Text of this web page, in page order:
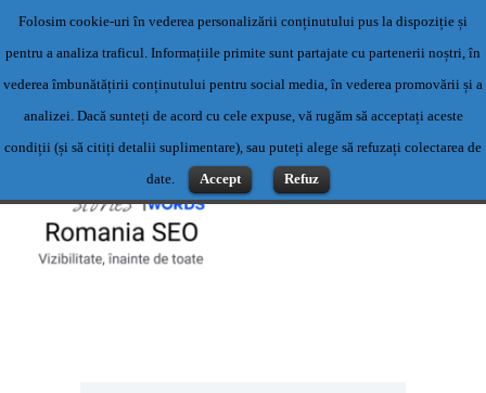
Servicii profesionale de content writing- Servicii content writing-
Scriere articole
Contact: 0769500983 sau office@romaniaseo.com
Folosim cookie-uri în vederea personalizării conținutului pus la dispoziție și
pentru a analiza traficul. Informațiile primite sunt partajate cu partenerii noștri, în
vederea îmbunătățirii conținutului pentru social media, în vederea promovării și a
analizei. Dacă sunteți de acord cu cele expuse, vă rugăm să acceptați aceste
condiții (și să citiți detalii suplimentare), sau puteți alege să refuzați colectarea de
date.
Accept Refuz